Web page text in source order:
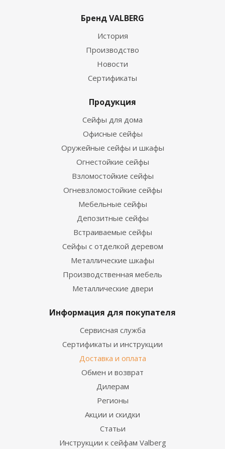
Бренд VALBERG
История
Производство
Новости
Сертификаты
Продукция
Сейфы для дома
Офисные сейфы
Оружейные сейфы и шкафы
Огнестойкие сейфы
Взломостойкие сейфы
Огневзломостойкие сейфы
Мебельные сейфы
Депозитные сейфы
Встраиваемые сейфы
Сейфы с отделкой деревом
Металлические шкафы
Производственная мебель
Металлические двери
Информация для покупателя
Сервисная служба
Сертификаты и инструкции
Доставка и оплата
Обмен и возврат
Дилерам
Регионы
Акции и скидки
Статьи
Инструкции к сейфам Valberg